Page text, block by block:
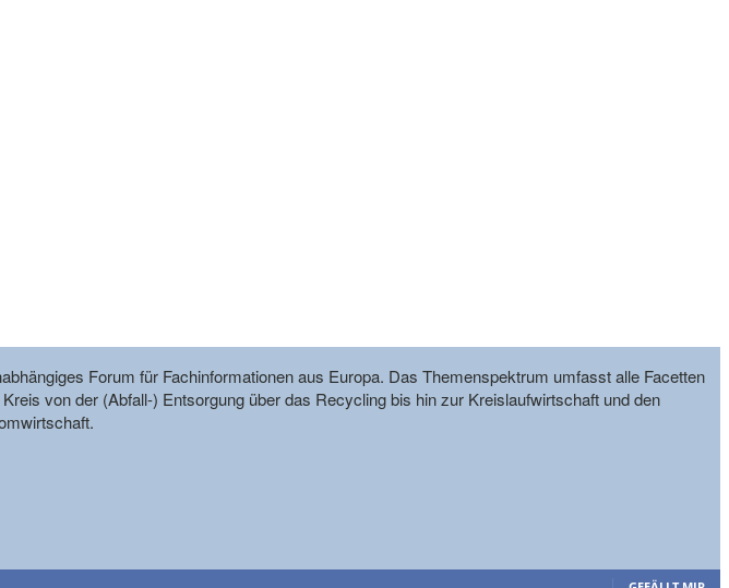
Forum für Fachinformationen aus Europa. Das Themenspektrum umfasst alle Facetten
von der (Abfall-) Entsorgung über das Recycling bis hin zur Kreislaufwirtschaft und den